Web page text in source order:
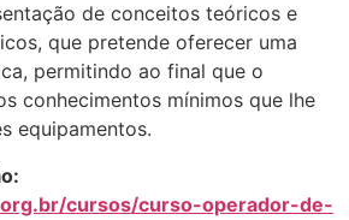
de conceitos teóricos e
que pretende oferecer uma
permitindo ao final que o
conhecimentos mínimos que lhe
equipamentos.
cursos/curso-operador-de-